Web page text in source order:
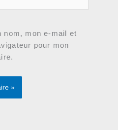
nom, mon e-mail et
pour mon